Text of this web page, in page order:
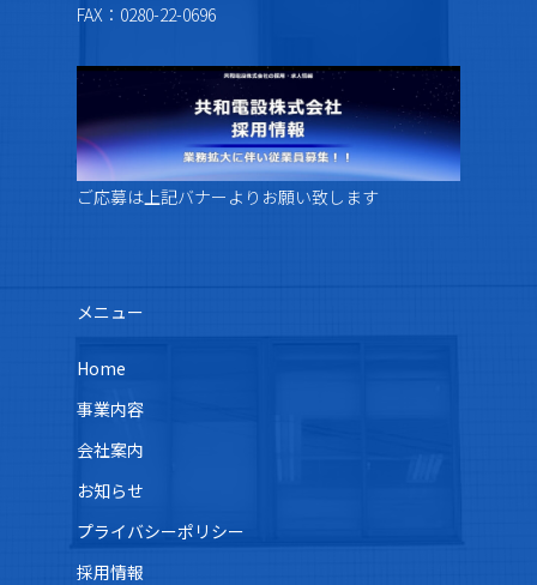
FAX：0280-22-0696
ご応募は上記バナーよりお願い致します
メニュー
Home
事業内容
会社案内
お知らせ
プライバシーポリシー
採用情報